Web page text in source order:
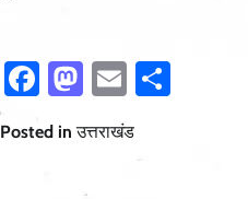
Facebook
Mastodon
Email
Posted inउत्तराखंड